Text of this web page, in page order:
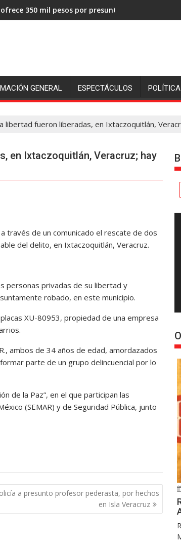
ofrece 350 mil pesos por presuntos asesinos de la
GENERAL ESPECTÁCULOS POLÍTICA
libertad fueron liberadas, en Ixtaczoquitlán,
en Ixtaczoquitlán, Veracruz; hay
través de un comunicado el rescate de dos
del delito, en Ixtaczoquitlán, Veracruz.
personas privadas de su libertad y
robado, en este municipio.
XU-80953, propiedad de una empresa
ambos de 34 años de edad, amordazados
parte de un grupo delincuencial por lo
de la Paz”, en el que participan las
(SEMAR) y de Seguridad Pública, junto
a presunto profesor pederasta, por hechos
en Isla Veracruz